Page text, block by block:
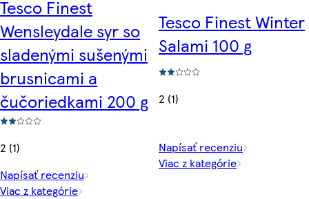
Tesco Finest
Wensleydale syr so
sladenými sušenými
brusnicami a
čučoriedkami 200 g
2 (1)
Napísať recenziu
Viac z kategórie
Tesco Finest Winter
Salami 100 g
2 (1)
Napísať recenziu
Viac z kategórie